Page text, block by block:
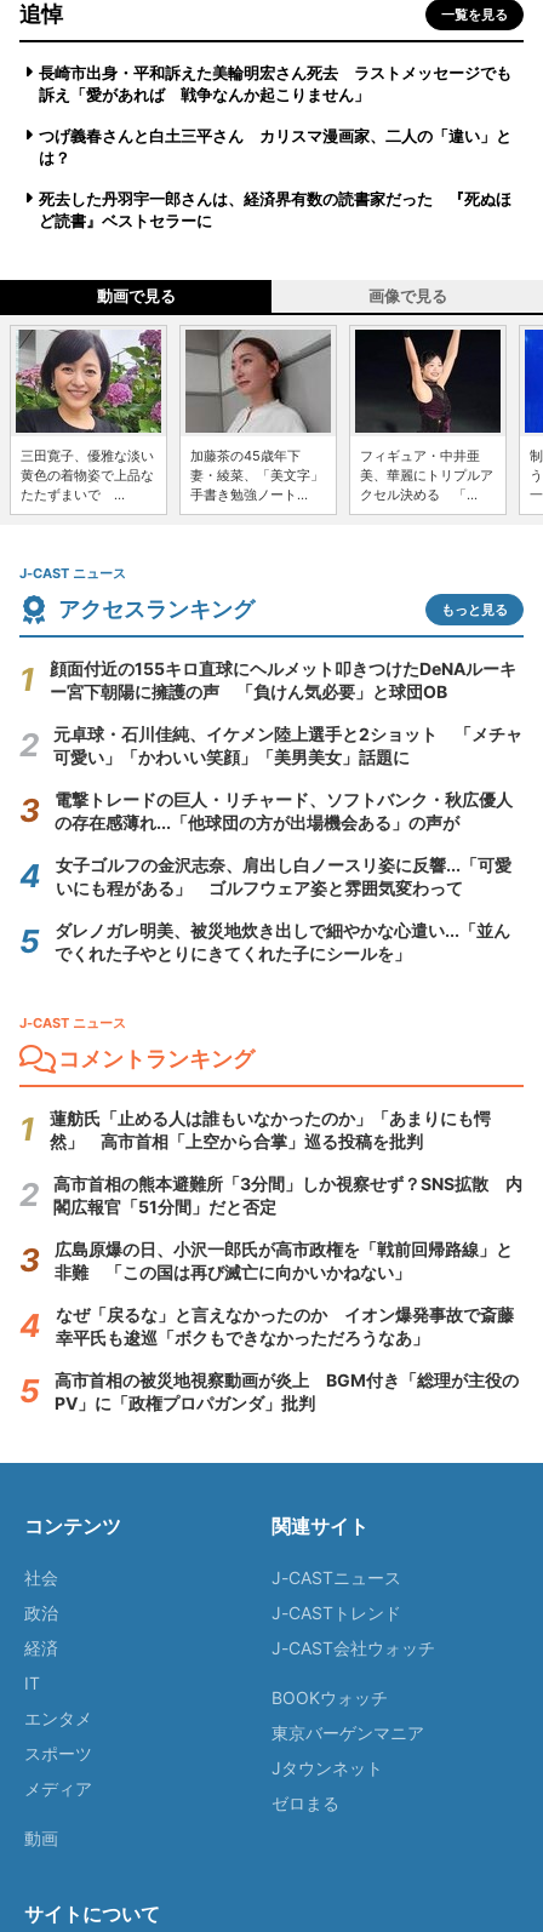
追悼 一覧を見る
長崎市出身・平和訴えた美輪明宏さん死去 ラストメッセージでも
訴え「愛があれば 戦争なんか起こりません」
つげ義春さんと白土三平さん カリスマ漫画家、二人の「違い」と
は？
死去した丹羽宇一郎さんは、経済界有数の読書家だった 『死ぬほ
ど読書』ベストセラーに
動画で見る 画像で見る
三田寛子、優雅な淡い
黄色の着物姿で上品な
たたずまいで ...
加藤茶の45歳年下
妻・綾菜、「美文字」
手書き勉強ノート...
フィギュア・中井亜
美、華麗にトリプルア
クセル決める 「...
J-CAST ニュース
アクセスランキング もっと見る
顔面付近の155キロ直球にヘルメット叩きつけたDeNAルーキ
ー宮下朝陽に擁護の声 「負けん気必要」と球団OB
元卓球・石川佳純、イケメン陸上選手と2ショット 「メチャ
可愛い」「かわいい笑顔」「美男美女」話題に
電撃トレードの巨人・リチャード、ソフトバンク・秋広優人
の存在感薄れ...「他球団の方が出場機会ある」の声が
女子ゴルフの金沢志奈、肩出し白ノースリ姿に反響...「可愛
いにも程がある」 ゴルフウェア姿と雰囲気変わって
ダレノガレ明美、被災地炊き出しで細やかな心遣い...「並ん
でくれた子やとりにきてくれた子にシールを」
J-CAST ニュース
コメントランキング
蓮舫氏「止める人は誰もいなかったのか」「あまりにも愕
然」 高市首相「上空から合掌」巡る投稿を批判
高市首相の熊本避難所「3分間」しか視察せず？SNS拡散 内
閣広報官「51分間」だと否定
広島原爆の日、小沢一郎氏が高市政権を「戦前回帰路線」と
非難 「この国は再び滅亡に向かいかねない」
なぜ「戻るな」と言えなかったのか イオン爆発事故で斎藤
幸平氏も逡巡「ボクもできなかっただろうなあ」
高市首相の被災地視察動画が炎上 BGM付き「総理が主役の
PV」に「政権プロパガンダ」批判
コンテンツ
社会
政治
経済
IT
エンタメ
スポーツ
メディア
動画
関連サイト
J-CASTニュース
J-CASTトレンド
J-CAST会社ウォッチ
BOOKウォッチ
東京バーゲンマニア
Jタウンネット
ゼロまる
サイトについて